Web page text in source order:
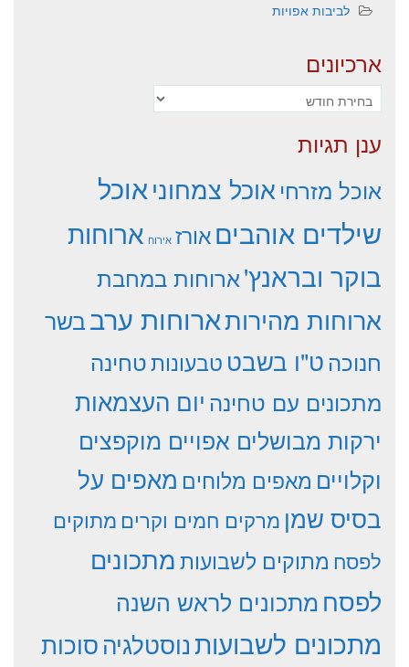
לביבות אפויות
ארכיונים
ארכיונים
ענן תגיות
אוכל מזרחיאוכל צמחוניאוכל
שילדים אוהביםאורז אירוח ארוחות
בוקר ובראנץ'ארוחות במחבת
ארוחות מהירותארוחות ערבבשר
חנוכהט"ו בשבט טבעונותטחינה
מתכונים עם טחינה יום העצמאות
ירקות מבושלים אפויים מוקפצים
וקלויים מאפים מלוחים מאפים על
בסיס שמן מרקים חמים וקריםמתוקים
לפסח מתוקים לשבועותמתכונים
לפסח מתכונים לראש השנה
מתכונים לשבועותנוסטלגיהסוכות